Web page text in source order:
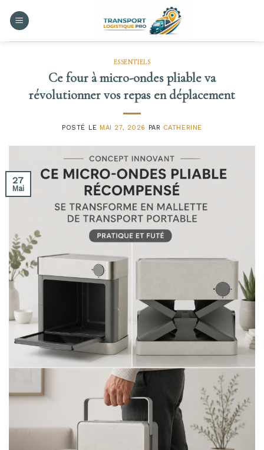
ESSENTIELS
Ce four à micro-ondes pliable va
révolutionner vos repas en déplacement
POSTÉ LE MAI 27, 2026 PAR CATHERINE
27
Mai